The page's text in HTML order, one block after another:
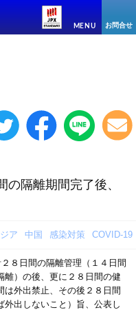
MENU お問合せ
隔離期間完了後、
ア 中国 感染対策 COVID-19
８日間の隔離管理（１４日間
離）の後、更に２８日間の健
は外出禁止、その後２８日間
出しないこと）旨、公表し